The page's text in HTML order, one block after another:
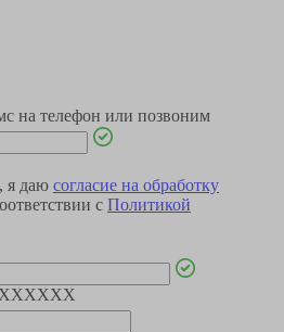
на телефон или позвоним
я даю согласие на обработку
с Политикой